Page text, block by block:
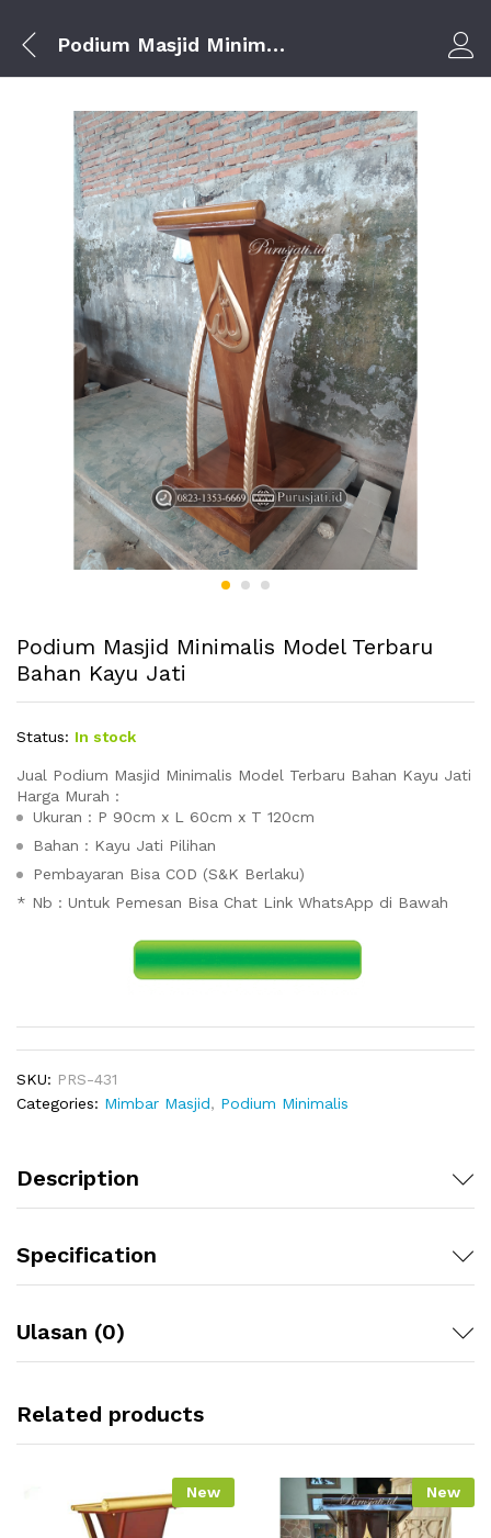
Podium Masjid Minimalis Model Terbaru Bahan Kayu Jati
Podium Masjid Minimalis Model Terbaru
Bahan Kayu Jati
Status: In stock
Jual Podium Masjid Minimalis Model Terbaru Bahan Kayu Jati
Harga Murah :
Ukuran : P 90cm x L 60cm x T 120cm
Bahan : Kayu Jati Pilihan
Pembayaran Bisa COD (S&K Berlaku)
* Nb : Untuk Pemesan Bisa Chat Link WhatsApp di Bawah
SKU: PRS-431
Categories: Mimbar Masjid, Podium Minimalis
Description
Specification
Ulasan (0)
Related products
New New